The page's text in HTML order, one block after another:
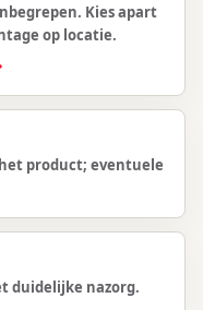
Kies apart
op locatie.
product; eventuele
duidelijke nazorg.